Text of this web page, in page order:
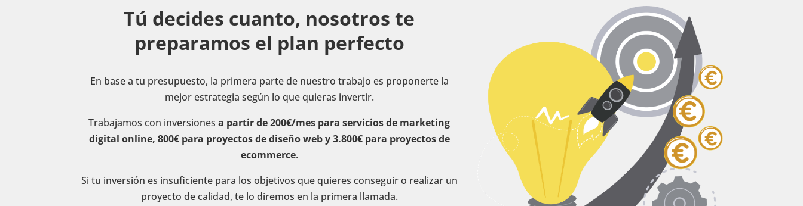
Tú decides cuanto, nosotros te
preparamos el plan perfecto
En base a tu presupuesto, la primera parte de nuestro trabajo es proponerte la
mejor estrategia según lo que quieras invertir.
Trabajamos con inversiones a partir de 200€/mes para servicios de marketing
digital online, 800€ para proyectos de diseño web y 3.800€ para proyectos de
ecommerce.
Si tu inversión es insuficiente para los objetivos que quieres conseguir o realizar un
proyecto de calidad, te lo diremos en la primera llamada.